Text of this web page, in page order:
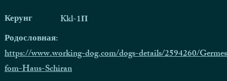
Керунг
Kkl-1П
Родословная:
https://www.working-dog.com/dogs-details/2594260/
fom-Haus-Schiran